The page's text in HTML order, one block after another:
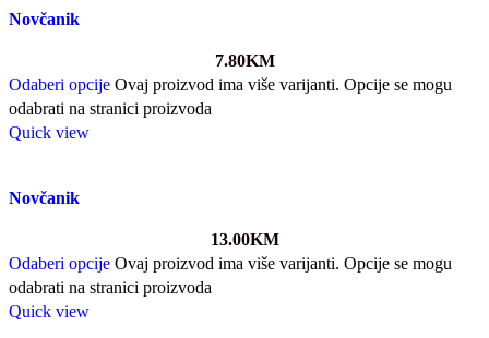
Novčanik
7.80KM
Odaberi opcije Ovaj proizvod ima više varijanti. Opcije se mogu
odabrati na stranici proizvoda
Quick view
Novčanik
13.00KM
Odaberi opcije Ovaj proizvod ima više varijanti. Opcije se mogu
odabrati na stranici proizvoda
Quick view